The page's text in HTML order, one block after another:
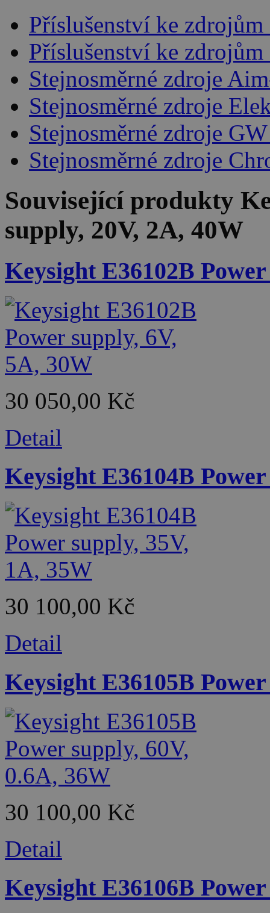
Příslušenství ke
Příslušenství ke
Stejnosměrné zdroje
Stejnosměrné zdroje
Stejnosměrné zdroje
Stejnosměrné zdroje
Související produkty
supply, 20V, 2A, 40W
Keysight E36102B
30 050,00 Kč
Detail
Keysight E36104B
30 100,00 Kč
Detail
Keysight E36105B
30 100,00 Kč
Detail
Keysight E36106B